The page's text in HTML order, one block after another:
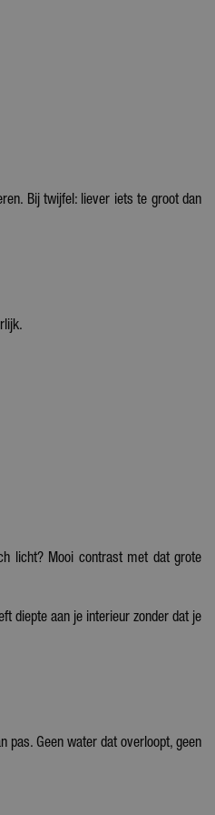
Bij twijfel: liever iets te groot dan
licht? Mooi contrast met dat grote
diepte aan je interieur zonder dat je
pas. Geen water dat overloopt, geen